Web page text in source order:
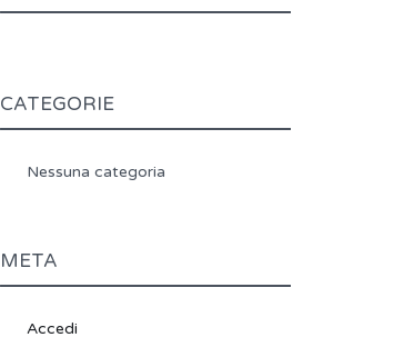
CATEGORIE
Nessuna categoria
META
Accedi